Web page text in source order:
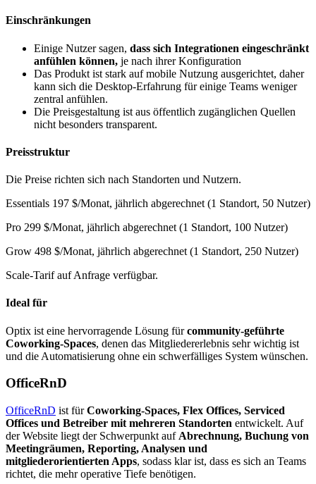
Einschränkungen
Einige Nutzer sagen, dass sich Integrationen eingeschränkt
anfühlen können, je nach ihrer Konfiguration
Das Produkt ist stark auf mobile Nutzung ausgerichtet, daher
kann sich die Desktop-Erfahrung für einige Teams weniger
zentral anfühlen.
Die Preisgestaltung ist aus öffentlich zugänglichen Quellen
nicht besonders transparent.
Preisstruktur
Die Preise richten sich nach Standorten und Nutzern.
Essentials 197 $/Monat, jährlich abgerechnet (1 Standort, 50 Nutzer)
Pro 299 $/Monat, jährlich abgerechnet (1 Standort, 100 Nutzer)
Grow 498 $/Monat, jährlich abgerechnet (1 Standort, 250 Nutzer)
Scale-Tarif auf Anfrage verfügbar.
Ideal für
Optix ist eine hervorragende Lösung fürcommunity-geführte
Coworking-Spaces, denen das Mitgliedererlebnis sehr wichtig ist
und die Automatisierung ohne ein schwerfälliges System wünschen.
OfficeRnD
OfficeRnD ist fürCoworking-Spaces, Flex Offices, Serviced
Offices und Betreiber mit mehreren Standorten entwickelt. Auf
der Website liegt der Schwerpunkt auf Abrechnung, Buchung von
Meetingräumen, Reporting, Analysen und
mitgliederorientierten Apps, sodass klar ist, dass es sich an Teams
richtet, die mehr operative Tiefe benötigen.